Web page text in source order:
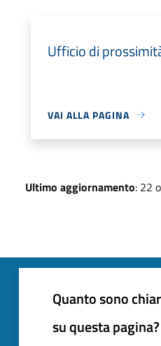
Ufficio di
VAI ALLA PAGINA
Ultimo aggiornamento: 22
Quanto sono
su questa pagina?